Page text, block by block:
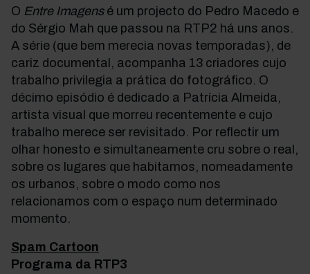
O Entre Imagensé um projecto do Pedro Macedo e
do Sérgio Mah que passou na RTP2 há uns anos.
A série (que bem merecia novas temporadas), de
cariz documental, acompanha 13 criadores cujo
trabalho privilegia a prática do fotográfico. O
décimo episódio é dedicado a Patrícia Almeida,
artista visual que morreu recentemente e cujo
trabalho merece ser revisitado. Por reflectir um
olhar honesto e simultaneamente cru sobre o real,
sobre os lugares que habitamos, nomeadamente
os urbanos, sobre o modo como nos
relacionamos com o espaço num determinado
momento.
Spam Cartoon
Programa da RTP3